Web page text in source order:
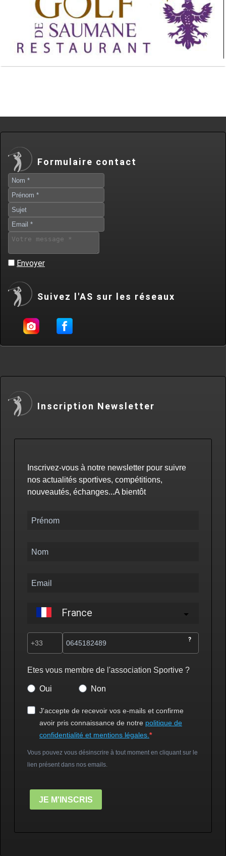
Formulaire contact
Envoyer
Suivez l'AS sur les réseaux
Inscription Newsletter
Inscrivez-vous à notre newsletter pour suivre
nos actualités sportives, compétitions,
nouveautés, échanges...A bientôt
France
?
Etes vous membre de l'association Sportive ?
Oui Non
J'accepte de recevoir vos e-mails et confirme
avoir pris connaissance de notre politique de
confidentialité et mentions légales.
Vous pouvez vous désinscrire à tout moment en cliquant sur le
lien présent dans nos emails.
JE M'INSCRIS